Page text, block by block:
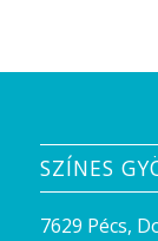
SZÍNES
7629 Pécs,